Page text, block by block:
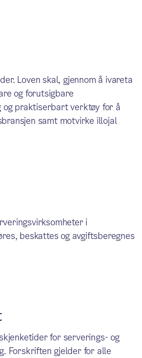
Loven skal, gjennom å ivareta
og forutsigbare
og praktiserbart verktøy for å
samt motvirke illojal
i
beskattes og avgiftsberegnes
for serverings- og
Forskriften gjelder for alle